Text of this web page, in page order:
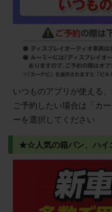
いつものアプリが使える
ご予約したい場合は「カ
ーを選択してください
★☆人気の箱バン、ハ